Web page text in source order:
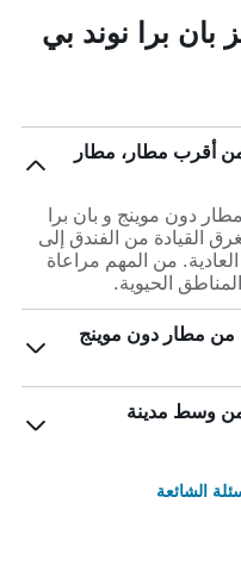
بان برا نوند بي
أقرب مطار، مطار
مطار دون موينج و بان برا
القيادة من الفندق إلى
العادية. من المهم مراعاة
الحيوية.
مطار دون موينج
من وسط مدينة
الشائعة